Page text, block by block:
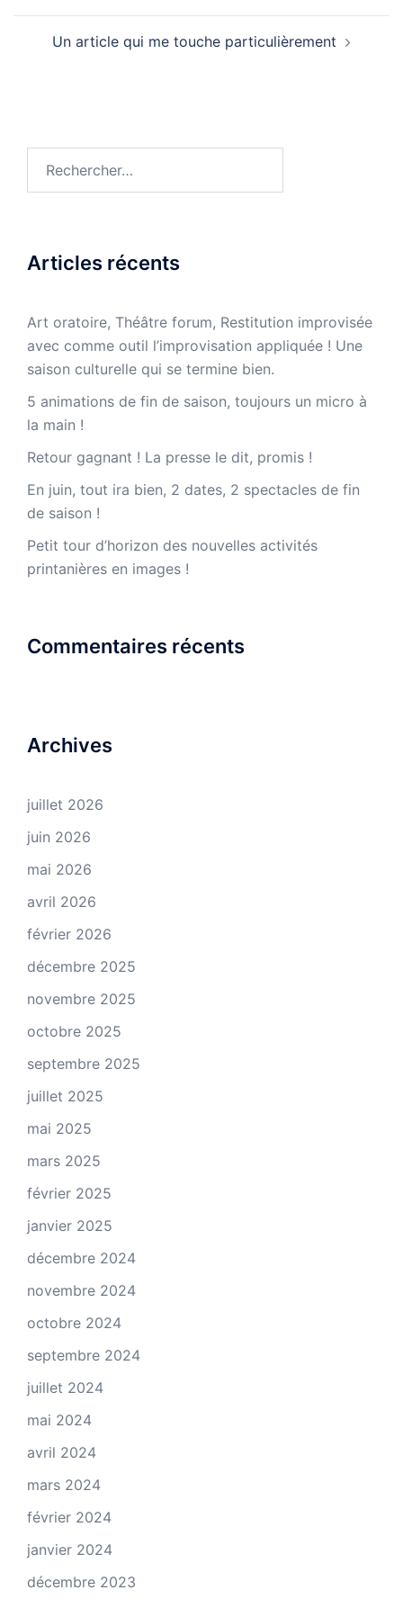
Un article qui me touche particulièrement
Articles récents
Art oratoire, Théâtre forum, Restitution improvisée
avec comme outil l’improvisation appliquée ! Une
saison culturelle qui se termine bien.
5 animations de fin de saison, toujours un micro à
la main !
Retour gagnant ! La presse le dit, promis !
En juin, tout ira bien, 2 dates, 2 spectacles de fin
de saison !
Petit tour d’horizon des nouvelles activités
printanières en images !
Commentaires récents
Archives
juillet 2026
juin 2026
mai 2026
avril 2026
février 2026
décembre 2025
novembre 2025
octobre 2025
septembre 2025
juillet 2025
mai 2025
mars 2025
février 2025
janvier 2025
décembre 2024
novembre 2024
octobre 2024
septembre 2024
juillet 2024
mai 2024
avril 2024
mars 2024
février 2024
janvier 2024
décembre 2023